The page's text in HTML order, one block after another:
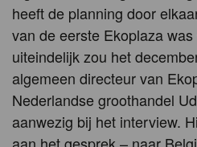
heeft de planning door
van de eerste Ekoplaza
uiteindelijk zou het
algemeen directeur van
Nederlandse groothandel
aanwezig bij het interview.